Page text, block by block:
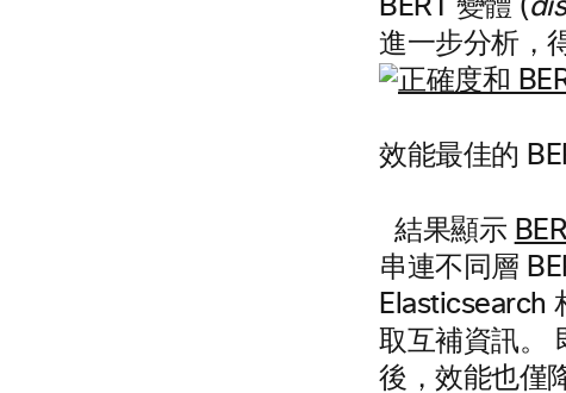
BERT 變體 (
進一步分析，
效能最佳的
結果顯示
串連不同層
Elasticsearch
取互補資訊。
後，效能也僅